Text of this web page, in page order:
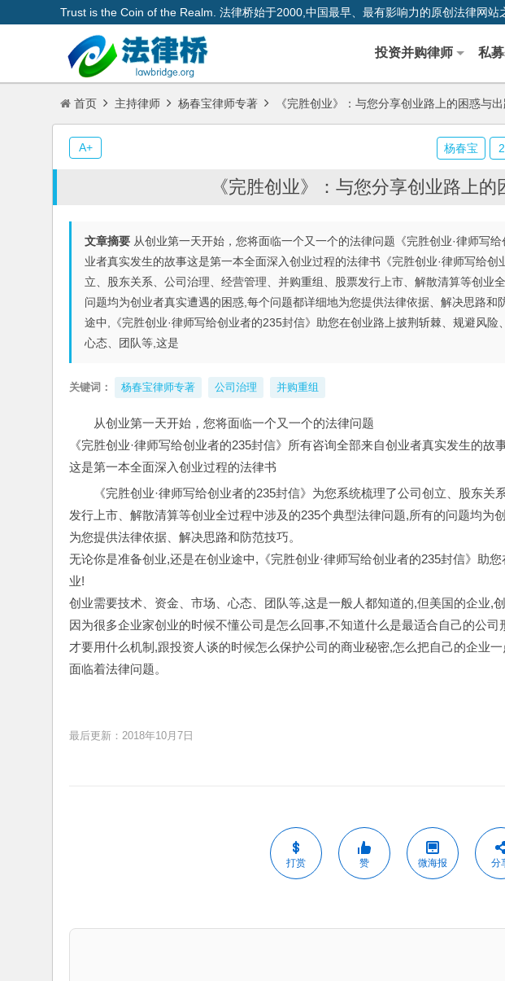
Trust is the Coin of the Realm. 法律桥始于2000,中国最早、最有影响力的原创法律网站
投资并购律师 私
首页 主持律师 杨春宝律师专著 《完胜创业》：与您分享创业路上的困惑与出
《完胜创业》：与您分享创业路上的
文章摘要 从创业第一天开始，您将面临一个又一个的法律问题《完胜创业·律师写
业者真实发生的故事这是第一本全面深入创业过程的法律书《完胜创业·律师写给创
立、股东关系、公司治理、经营管理、并购重组、股票发行上市、解散清算等创业
问题均为创业者真实遭遇的困惑,每个问题都详细地为您提供法律依据、解决思路和
途中,《完胜创业·律师写给创业者的235封信》助您在创业路上披荆斩棘、规避风险
心态、团队等,这是
关键词： 杨春宝律师专著 公司治理 并购重组
从创业第一天开始，您将面临一个又一个的法律问题
《完胜创业·律师写给创业者的235封信》所有咨询全部来自创业者真实发生的故
这是第一本全面深入创业过程的法律书
《完胜创业·律师写给创业者的235封信》为您系统梳理了公司创立、股东
发行上市、解散清算等创业全过程中涉及的235个典型法律问题,所有的问题均为
为您提供法律依据、解决思路和防范技巧。
无论你是准备创业,还是在创业途中,《完胜创业·律师写给创业者的235封信》助
业!
创业需要技术、资金、市场、心态、团队等,这是一般人都知道的,但美国的企业,
因为很多企业家创业的时候不懂公司是怎么回事,不知道什么是最适合自己的公
才要用什么机制,跟投资人谈的时候怎么保护公司的商业秘密,怎么把自己的企
面临着法律问题。
最后更新：2018年10月7日
打赏 赞 微海报 分
杨春宝
A+